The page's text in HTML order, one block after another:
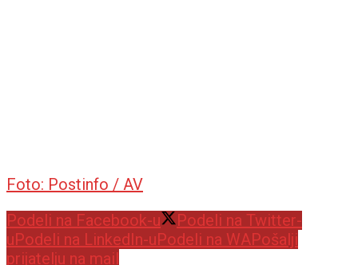
Foto: Postinfo / AV
Podeli na Facebook-u
Podeli na Twitter-
u Podeli na LinkedIn-u Podeli na WAPošalji
prijatelju na mail